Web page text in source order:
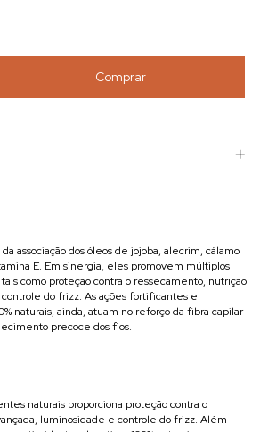
associação dos óleos de jojoba, alecrim, cálamo
E. Em sinergia, eles promovem múltiplos
como proteção contra o ressecamento, nutrição
do frizz. As ações fortificantes e
naturais, ainda, atuam no reforço da fibra capilar
precoce dos fios.
naturais proporciona proteção contra o
luminosidade e controle do frizz. Além